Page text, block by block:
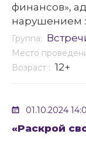
финансов»,
нарушением
«Финансовое
Группа:
Место
Возраст : 12+
01.10.2024
«Раскрой